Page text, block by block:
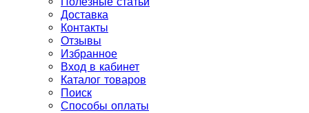
Доставка
Контакты
Отзывы
Избранное
Вход в кабинет
Каталог товаров
Поиск
Способы оплаты